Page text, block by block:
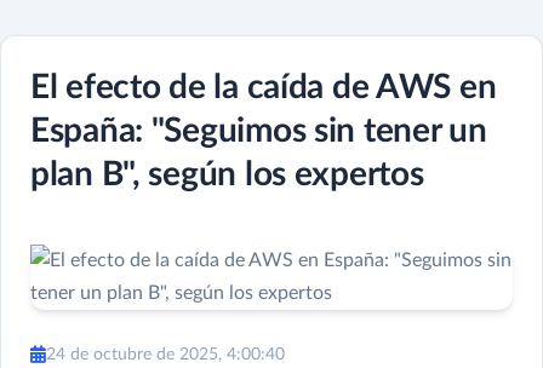
El efecto de la caída de AWS en
España: "Seguimos sin tener un
plan B", según los expertos
24 de octubre de 2025, 4:00:40